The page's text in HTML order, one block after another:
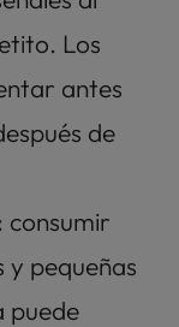
Los
antes
de
consumir
y pequeñas
puede